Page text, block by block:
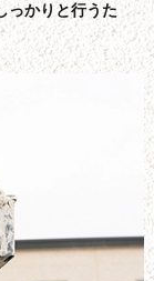
っかりと行うた